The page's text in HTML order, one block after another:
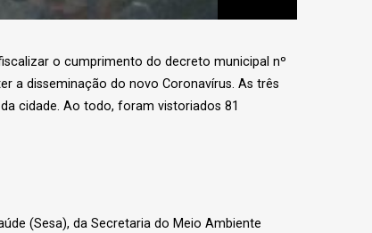
o cumprimento do decreto municipal nº
a disseminação do novo Coronavírus. As três
cidade. Ao todo, foram vistoriados 81
(Sesa), da Secretaria do Meio Ambiente